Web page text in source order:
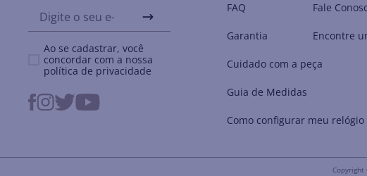
Ao se cadastrar, você
concordar com a nossa
política de privacidade
FAQ
Garantia
Cuidado com a peça
Guia de Medidas
Como configurar meu relógio
Fale
Encontre